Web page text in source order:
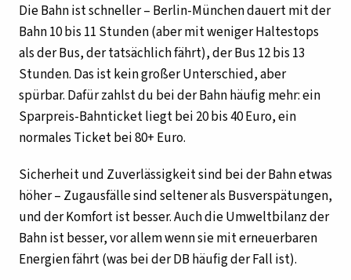
Die Bahn ist schneller – Berlin-München dauert mit der
Bahn 10 bis 11 Stunden (aber mit weniger Haltestops
als der Bus, der tatsächlich fährt), der Bus 12 bis 13
Stunden. Das ist kein großer Unterschied, aber
spürbar. Dafür zahlst du bei der Bahn häufig mehr: ein
Sparpreis-Bahnticket liegt bei 20 bis 40 Euro, ein
normales Ticket bei 80+ Euro.
Sicherheit und Zuverlässigkeit sind bei der Bahn etwas
höher – Zugausfälle sind seltener als Busverspätungen,
und der Komfort ist besser. Auch die Umweltbilanz der
Bahn ist besser, vor allem wenn sie mit erneuerbaren
Energien fährt (was bei der DB häufig der Fall ist).